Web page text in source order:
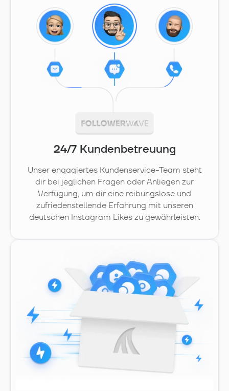
24/7 Kundenbetreuung
Unser engagiertes Kundenservice-Team steht
dir bei jeglichen Fragen oder Anliegen zur
Verfügung, um dir eine reibungslose und
zufriedenstellende Erfahrung mit unseren
deutschen Instagram Likes zu gewährleisten.